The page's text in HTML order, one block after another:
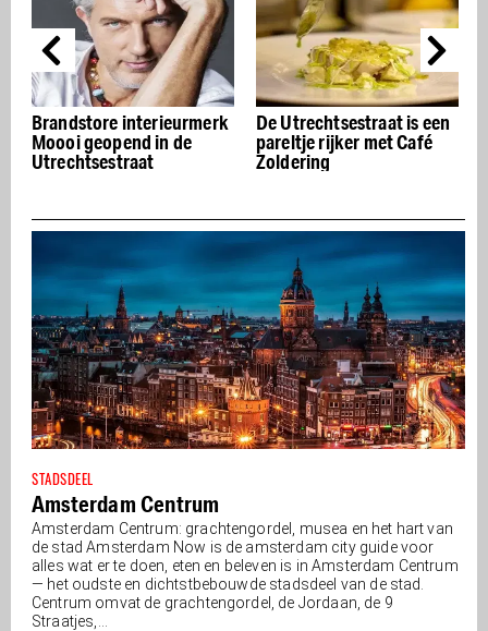
De Utrechtsestraat is een
pareltje rijker met Café
Zoldering
De Ruyschkamer
STADSDEEL
Amsterdam Centrum
Amsterdam Centrum: grachtengordel, musea en het hart van
de stad Amsterdam Now is de amsterdam city guide voor
alles wat er te doen, eten en beleven is in Amsterdam Centrum
— het oudste en dichtstbebouwde stadsdeel van de stad.
Centrum omvat de grachtengordel, de Jordaan, de 9
Straatjes,...